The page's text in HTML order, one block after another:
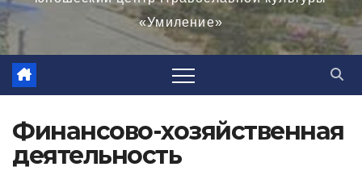
«Умиление»
Финансово-хозяйственная
деятельность